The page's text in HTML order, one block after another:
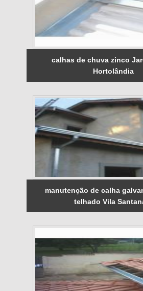
calhas de chuva zinco
Hortolândia
manutenção de calha
telhado Vila